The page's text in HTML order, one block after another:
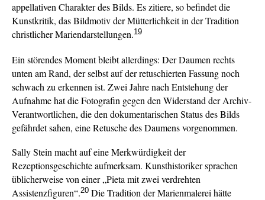
appellativen Charakter des Bilds. Es zitiere, so befindet die
Kunstkritik, das Bildmotiv der Mütterlichkeit in der Tradition
christlicher Mariendarstellungen.19
Ein störendes Moment bleibt allerdings: Der Daumen rechts
unten am Rand, der selbst auf der retuschierten Fassung noch
schwach zu erkennen ist. Zwei Jahre nach Entstehung der
Aufnahme hat die Fotografin gegen den Widerstand der Archiv-
Verantwortlichen, die den dokumentarischen Status des Bilds
gefährdet sahen, eine Retusche des Daumens vorgenommen.
Sally Stein macht auf eine Merkwürdigkeit der
Rezeptionsgeschichte aufmerksam. Kunsthistoriker sprachen
üblicherweise von einer „Pieta mit zwei verdrehten
Assistenzfiguren“.20 Die Tradition der Marienmalerei hätte